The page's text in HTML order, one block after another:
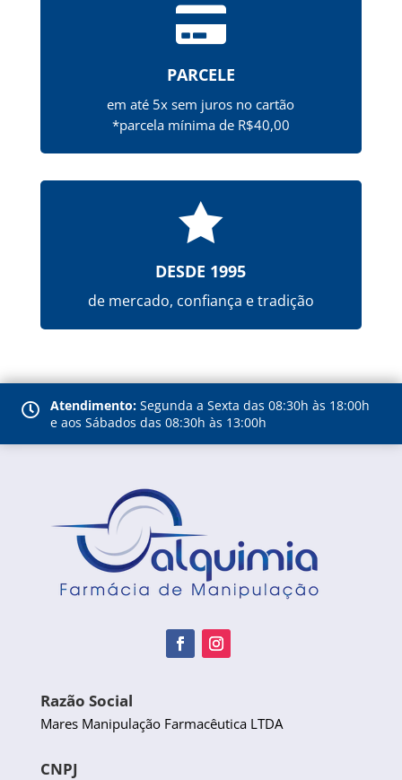

PARCELE
em até 5x sem juros no cartão
*parcela mínima de R$40,00

DESDE 1995
de mercado, confiança e tradição
 Atendimento: Segunda a Sexta das 08:30h às 18:00h
e aos Sábados das 08:30h às 13:00h
Razão Social
Mares Manipulação Farmacêutica LTDA
CNPJ